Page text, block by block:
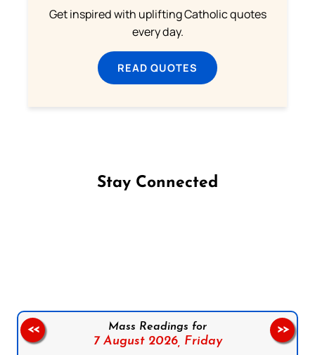
Get inspired with uplifting Catholic quotes
every day.
READ QUOTES
Stay Connected
Mass Readings for
7 August 2026, Friday
<< >>